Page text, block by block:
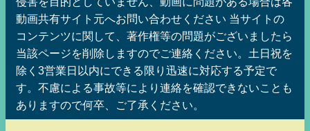
動画共有サイト元へお問い合わせください 当サイトの
コンテンツに関して、著作権等の問題がございましたら
当該ページを削除しますのでご連絡ください。土日祝を
除く3営業日以内にできる限り迅速に対応する予定で
す。不慮による事故等により連絡を確認できないことも
ありますので何卒、ご了承ください。